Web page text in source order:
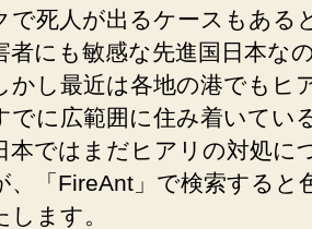
で死人が出るケースもある
者にも敏感な先進国日本な
かし最近は各地の港でもヒ
でに広範囲に住み着いてい
本ではまだヒアリの対処に
、「FireAnt」で検索すると
します。